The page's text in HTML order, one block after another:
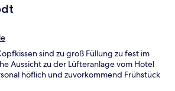
sind zu groß Füllung zu fest im
Aussicht zu der Lüfteranlage vom Hotel
höflich und zuvorkommend Frühstück